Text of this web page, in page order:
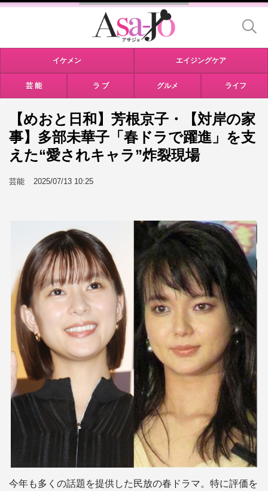
イケメン エイジングケア
芸 能 ラ ブ グルメ ライフ
【めおと日和】芳根京子・【対岸の家
事】多部未華子「春ドラで躍進」を支
えた“愛されキャラ”炸裂現場
芸能 2025/07/13 10:25
今年も多くの話題を提供した民放の春ドラマ。特に評価を